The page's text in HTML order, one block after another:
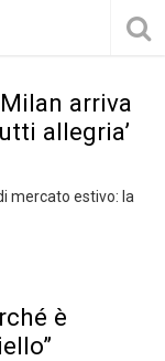
arriva
allegria’
mercato estivo: la
è